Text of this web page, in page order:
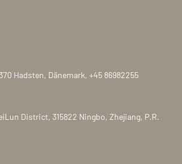
Hadsten, Dänemark, +45 86982255
District, 315822 Ningbo, Zhejiang, P.R.